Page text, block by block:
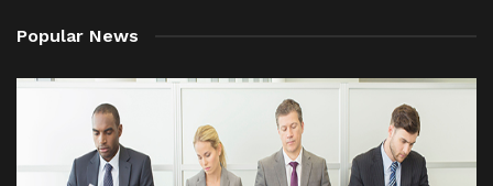
Popular News